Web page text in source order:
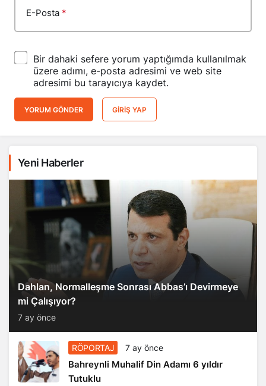
E-Posta *
Bir dahaki sefere yorum yaptığımda kullanılmak
üzere adımı, e-posta adresimi ve web site
adresimi bu tarayıcıya kaydet.
YORUM GÖNDER GIRIŞ YAP
Yeni Haberler
Dahlan, Normalleşme Sonrası Abbas’ı Devirmeye
mi Çalışıyor?
7 ay önce
RÖPORTAJ 7 ay önce
Bahreynli Muhalif Din Adamı 6 yıldır
Tutuklu